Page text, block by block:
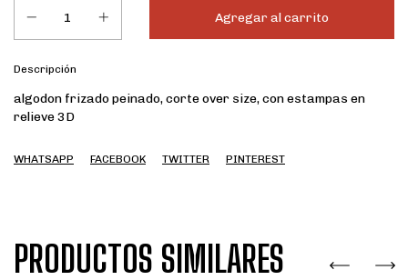
Descripción
algodon frizado peinado, corte over size, con estampas en
relieve 3D
WHATSAPP FACEBOOK TWITTER PINTEREST
PRODUCTOS SIMILARES